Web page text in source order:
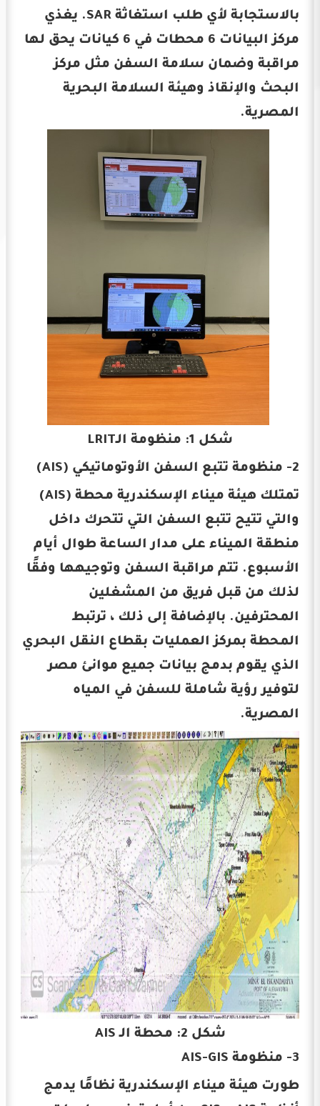
بالاستجابة لأي طلب استغاثة SAR. يغذي
مركز البيانات 6 محطات في 6 كيانات يحق لها
مراقبة وضمان سلامة السفن مثل مركز
البحث والإنقاذ وهيئة السلامة البحرية
المصرية.
شكل 1: منظومة الـLRIT
2- منظومة تتبع السفن الأوتوماتيكي (AIS)
تمتلك هيئة ميناء الإسكندرية محطة (AIS)
والتي تتيح تتبع السفن التي تتحرك داخل
منطقة الميناء على مدار الساعة طوال أيام
الأسبوع. تتم مراقبة السفن وتوجيهها وفقًا
لذلك من قبل فريق من المشغلين
المحترفين. بالإضافة إلى ذلك ، ترتبط
المحطة بمركز العمليات بقطاع النقل البحري
الذي يقوم بدمج بيانات جميع موانئ مصر
لتوفير رؤية شاملة للسفن في المياه
المصرية.
شكل 2: محطة الـ AIS
3- منظومة AIS-GIS
طورت هيئة ميناء الإسكندرية نظامًا يدمج